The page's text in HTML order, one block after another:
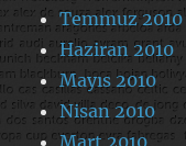
Temmuz 2010
Haziran 2010
Mayıs 2010
Nisan 2010
Mart 2010